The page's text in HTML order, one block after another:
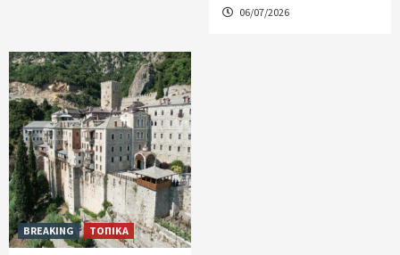
06/07/2026
BREAKING ΤΟΠΙΚΑ